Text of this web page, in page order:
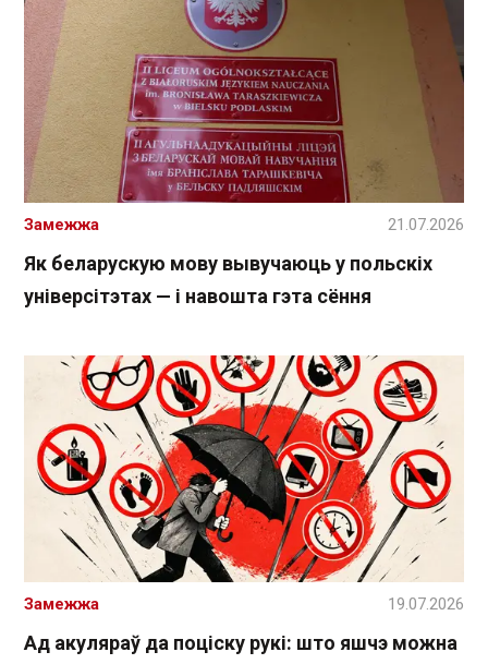
Як беларускую мову вывучаюць у польскіх
універсітэтах — і навошта гэта сёння
Замежжа 21.07.2026
Ад акуляраў да поціску рукі: што яшчэ можна
Замежжа 19.07.2026